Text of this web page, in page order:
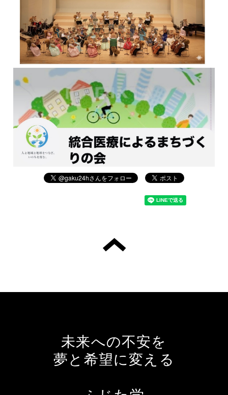
未来への不安を
夢と希望に変える